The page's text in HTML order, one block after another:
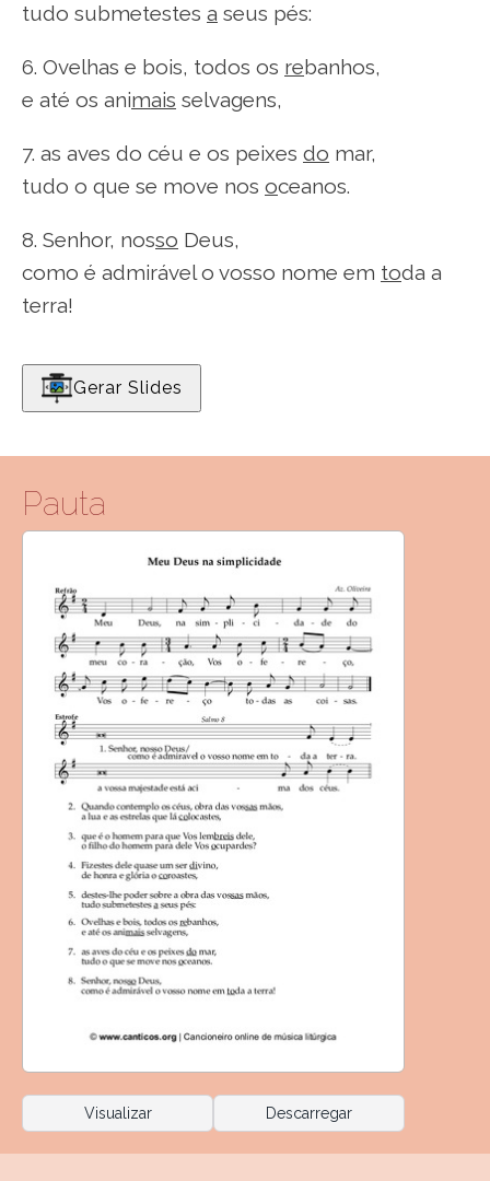
tudo submetestes a seus pés:
6. Ovelhas e bois, todos os rebanhos,
e até os animais selvagens,
7. as aves do céu e os peixes do mar,
tudo o que se move nos oceanos.
8. Senhor, nosso Deus,
como é admirável o vosso nome em toda a
terra!
Gerar Slides
Pauta
Visualizar Descarregar